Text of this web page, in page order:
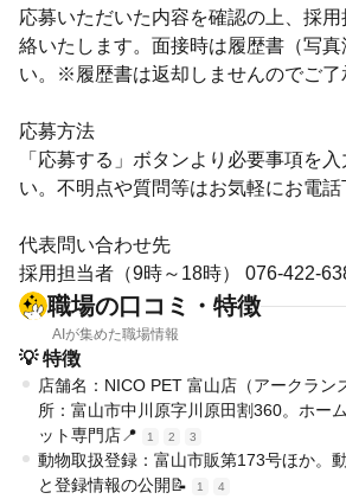
応募いただいた内容を確認の上、採
絡いたします。面接時は履歴書（写真
い。※履歴書は返却しませんのでご了
応募方法
「応募する」ボタンより必要事項を
い。不明点や質問等はお気軽にお電話
代表問い合わせ先
採用担当者（9時～18時） 076-422-
職場の口コミ・特徴
AIが集めた職場情報
💡 特徴
店舗名：NICO PET 富山店（アークラン
所：富山市中川原字川原田割360。ホー
ット専門店📍
1 2 3
動物取扱登録：富山市販第173号ほか。
と登録情報の公開📝
1 4